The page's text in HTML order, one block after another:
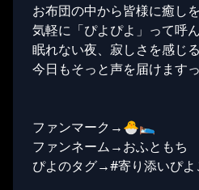
お布団の中から皆様に癒しを
気軽に「ぴよぴよ」って呼
眠れない夜、寂しさを感じ
今日もそっと声を届けますっ
ファンマーク→🐣🛌
ファンネーム→おふともち
ぴよのタグ→#寄り添いぴよ